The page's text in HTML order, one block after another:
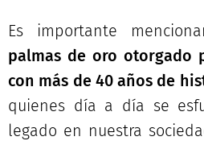
Es importante
palmas de oro otorgado
con más de 40 años de
quienes día a día se
legado en nuestra